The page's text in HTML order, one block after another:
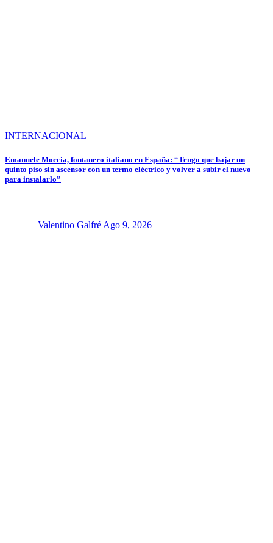
INTERNACIONAL
Emanuele Moccia, fontanero italiano en España: “Tengo que bajar un
quinto piso sin ascensor con un termo eléctrico y volver a subir el nuevo
para instalarlo”
Valentino Galfré Ago 9, 2026